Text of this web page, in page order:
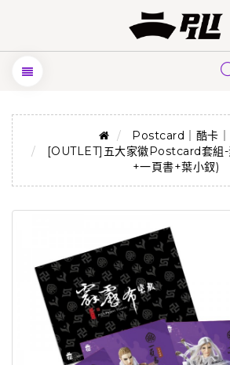
Postcard｜酷卡
[OUTLET]五大家徽Postcard套組-
+一頁書+葉小釵)